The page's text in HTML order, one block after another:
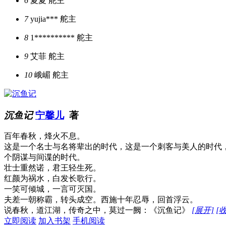
7 yujia*** 舵主
8 1********** 舵主
9 艾菲 舵主
10 峨嵋 舵主
沉鱼记 宁馨儿著
百年春秋，烽火不息。
这是一个名士与名将辈出的时代，这是一个刺客与美人的时代
个阴谋与间谍的时代。
壮士重然诺，君王轻生死。
红颜为祸水，白发长歌行。
一笑可倾城，一言可灭国。
夫差一朝称霸，转头成空。西施十年忍辱，回首浮云。
说春秋，道江湖，传奇之中，莫过一阙：《沉鱼记》 [展开] [
立即阅读 加入书架 手机阅读